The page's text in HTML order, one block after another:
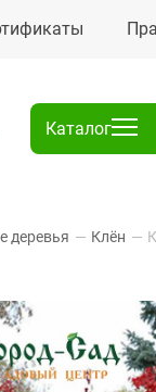
Каталог
деревья — Клён —